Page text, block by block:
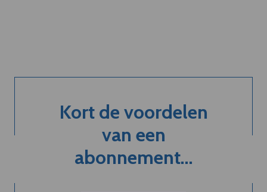
Kort de voordelen
van een
abonnement...